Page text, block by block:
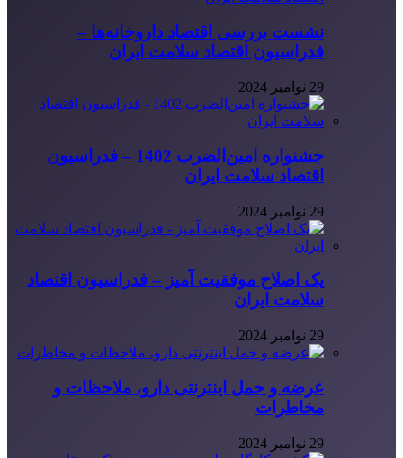
نشست بررسی اقتصاد داروخانه‌ها –
فدراسیون اقتصاد سلامت ایران
29 نوامبر 2024
جشنواره امین‌الضرب 1402 – فدراسیون
اقتصاد سلامت ایران
29 نوامبر 2024
یک اصلاح موفقیت آمیز – فدراسیون اقتصاد
سلامت ایران
29 نوامبر 2024
عرضه و حمل اینترنتی دارو، ملاحظات و
مخاطرات
29 نوامبر 2024